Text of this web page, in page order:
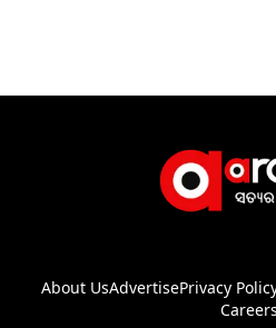
About UsAdvertisePrivacy
Careers